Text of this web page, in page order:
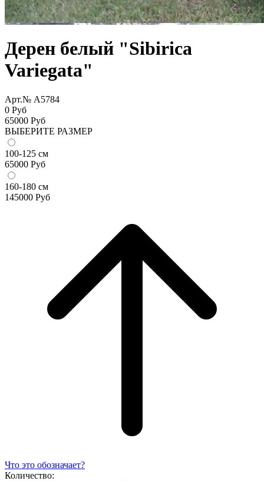
Дерен белый "Sibirica
Variegata"
Арт.№ A5784
0 Руб
65000 Руб
ВЫБЕРИТЕ РАЗМЕР
100-125 см
65000 Руб
160-180 см
145000 Руб
Что это обозначает?
Количество: